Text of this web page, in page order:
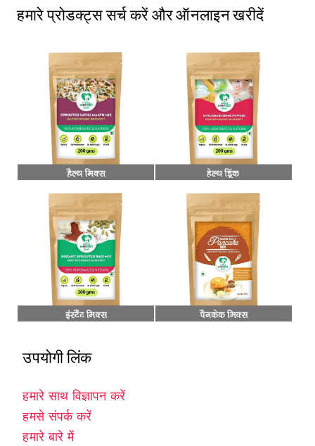
हमारे प्रोडक्ट्स सर्च करें और ऑनलाइन खरीदें
उपयोगी लिंक
हमारे साथ विज्ञापन करें
हमसे संपर्क करें
हमारे बारे में